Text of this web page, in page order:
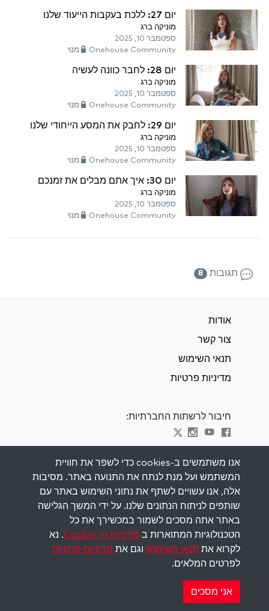
יום 27: ללכת בעקבות הייעוד שלנו
מוניקה ברג
ספטמבר 10, 2025
Onehouse Community מנוי
יום 28: לחבר כוונה לעשיה
מוניקה ברג
ספטמבר 10, 2025
Onehouse Community מנוי
יום 29: לחבק את המסע הייחודי שלנו
מוניקה ברג
ספטמבר 10, 2025
Onehouse Community מנוי
יום 30: איך אתם מבלים את זמנכם
מוניקה ברג
ספטמבר 10, 2025
Onehouse Community מנוי
תגובות 8
אודות
צור קשר
תנאי השימוש
מדיניות פרטיות
חיבור לרשתות החברתיות:
השאר מעודכן
הירשם לרשימת התפוצה שלנו וקבל השראה
שבועית למייל שלך.
הירשם
reserved.
אנו משתמשים ב-cookies כדי לשפר את חוויית
המשתמש ועל מנת לנתח את התנועה באתר. מסיבות
אלה, אנו עשויים לשתף את נתוני השימוש באתר עם
שותפים לניתוח הנתונים שלנו. על ידי המשך הגלישה
באתר אתה מסכים לשמור במכשירך את כל
הטכנולוגיות המתוארות ב מדיניות ה- Cookie
. נא
לקרוא את תנאי השימוש וגם את מדיניות פרטיות
לפרטים המלאים.
אני מסכים